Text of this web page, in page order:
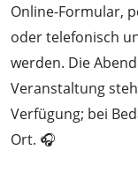
Online-Formular,
oder telefonisch
werden. Die
Veranstaltung
Verfügung; bei
Ort. 🎧